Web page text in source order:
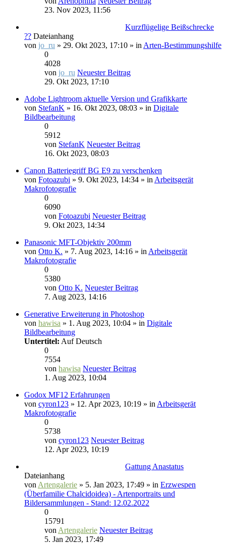
23. Nov 2023, 11:56
Kurzflügelige Beißschrecke
?? Dateianhang
von jo_ru » 29. Okt 2023, 17:10 » in Arten-Bestimmungshilfe
0
4028
von jo_ru Neuester Beitrag
29. Okt 2023, 17:10
Adobe Lightroom aktuelle Version und Grafikkarte
von StefanK » 16. Okt 2023, 08:03 » in Digitale
Bildbearbeitung
0
5912
von StefanK Neuester Beitrag
16. Okt 2023, 08:03
Canon Batteriegriff BG E9 zu verschenken
von Fotoazubi » 9. Okt 2023, 14:34 » in Arbeitsgerät
Makrofotografie
0
6090
von Fotoazubi Neuester Beitrag
9. Okt 2023, 14:34
Panasonic MFT-Objektiv 200mm
von Otto K. » 7. Aug 2023, 14:16 » in Arbeitsgerät
Makrofotografie
0
5380
von Otto K. Neuester Beitrag
7. Aug 2023, 14:16
Generative Erweiterung in Photoshop
von hawisa » 1. Aug 2023, 10:04 » in Digitale
Bildbearbeitung
Untertitel: Auf Deutsch
0
7554
von hawisa Neuester Beitrag
1. Aug 2023, 10:04
Godox MF12 Erfahrungen
von cyron123 » 12. Apr 2023, 10:19 » in Arbeitsgerät
Makrofotografie
0
5738
von cyron123 Neuester Beitrag
12. Apr 2023, 10:19
Gattung Anastatus
Dateianhang
von Artengalerie » 5. Jan 2023, 17:49 » in Erzwespen
(Überfamilie Chalcidoidea) - Artenportraits und
Bildersammlungen - Stand: 12.02.2022
0
15791
von Artengalerie Neuester Beitrag
5. Jan 2023, 17:49